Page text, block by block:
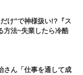
け”で神様扱い!?『ス
方法~失業したら冷酷
さん「仕事を通して成